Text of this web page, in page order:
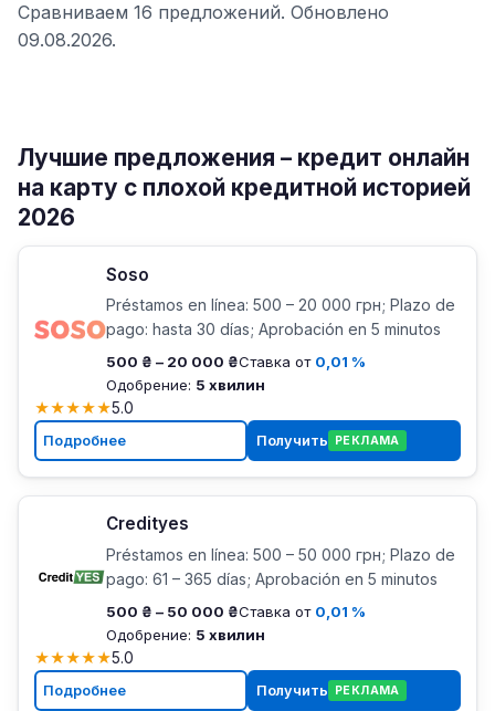
Сравниваем 16 предложений. Обновлено
09.08.2026.
Лучшие предложения – кредит онлайн
на карту с плохой кредитной историей
2026
Soso
Préstamos en línea: 500 – 20 000 грн; Plazo de
pago: hasta 30 días; Aprobación en 5 minutos
500 ₴ – 20 000 ₴Ставка от 0,01 %
Одобрение: 5 хвилин
★★★★★5.0
Подробнее Получить РЕКЛАМА
Credityes
Préstamos en línea: 500 – 50 000 грн; Plazo de
pago: 61 – 365 días; Aprobación en 5 minutos
500 ₴ – 50 000 ₴Ставка от 0,01 %
Одобрение: 5 хвилин
★★★★★5.0
Подробнее Получить РЕКЛАМА